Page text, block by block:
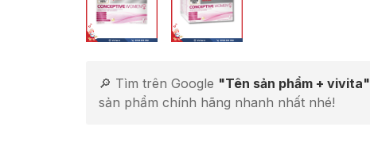
🔎 Tìm trên Google "Tên sản phẩm + vivita"
sản phẩm chính hãng nhanh nhất nhé!